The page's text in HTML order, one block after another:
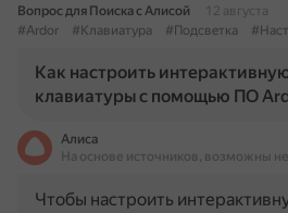
Вопрос для Поиска с Алисой
12 августа
#Ardor
#Клавиатура #Подсветка
Как настроить
клавиатуры с помощью ПО
Алиса
На основе источников, возможны
Чтобы настроить